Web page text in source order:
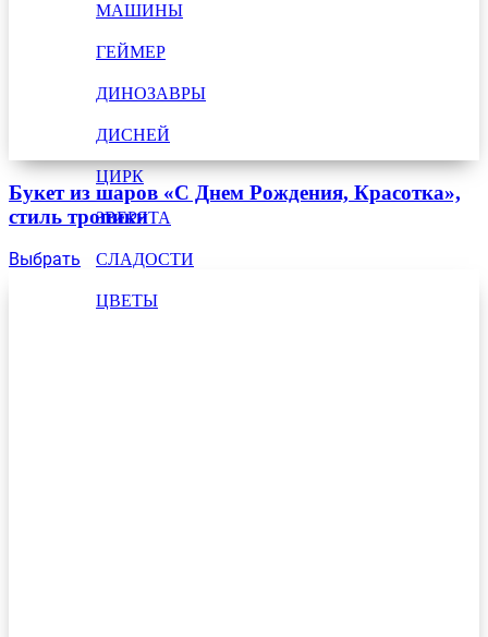
МАШИНЫ
ГЕЙМЕР
ДИНОЗАВРЫ
ДИСНЕЙ
ЦИРК
ЗВЕРЯТА
СЛАДОСТИ
ЦВЕТЫ
Букет из шаров «С Днем Рождения, Красотка»,
стиль тропики
Выбрать